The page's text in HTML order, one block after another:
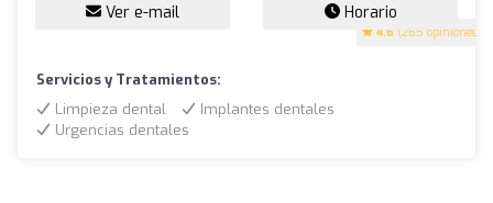
4.6 (265 opiniones)
Ver e-mail Horario
Servicios y Tratamientos:
Limpieza dental
Implantes dentales
Urgencias dentales